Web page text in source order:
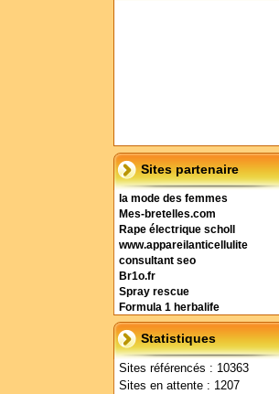
Sites partenaire
la mode des femmes
Mes-bretelles.com
Rape électrique scholl
www.appareilanticellulite
consultant seo
Br1o.fr
Spray rescue
Formula 1 herbalife
Statistiques
Sites référencés : 10363
Sites en attente : 1207